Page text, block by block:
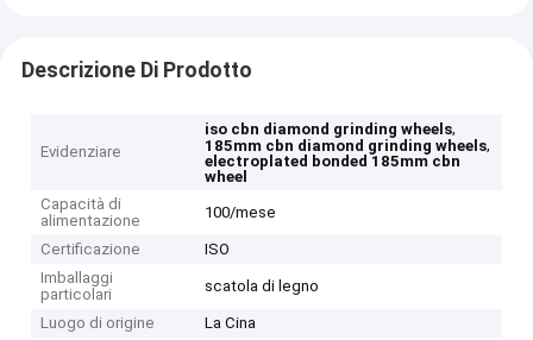
Descrizione Di Prodotto
Evidenziare
iso cbn diamond grinding wheels,
185mm cbn diamond grinding wheels,
electroplated bonded 185mm cbn
wheel
Capacità di
alimentazione
100/mese
Certificazione
ISO
Imballaggi
particolari
scatola di legno
Luogo di origine
La Cina